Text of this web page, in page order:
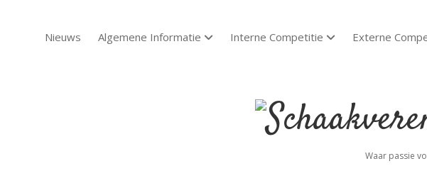
Nieuws Algemene Informatie open dropdown menu
Interne Competitie open dropdown menu
Externe
Waar passie